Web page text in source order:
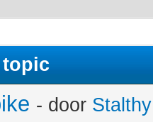
- door Stalthy